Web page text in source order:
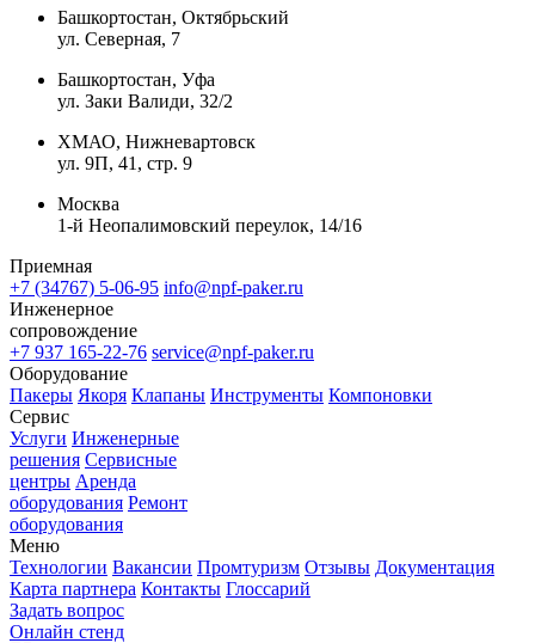
Башкортостан, Октябрьский
ул. Северная, 7
Башкортостан, Уфа
ул. Заки Валиди, 32/2
ХМАО, Нижневартовск
ул. 9П, 41, стр. 9
Москва
1-й Неопалимовский переулок, 14/16
Приемная
+7 (34767) 5-06-95 info@npf-paker.ru
Инженерное
сопровождение
+7 937 165-22-76 service@npf-paker.ru
Оборудование
Пакеры Якоря Клапаны Инструменты Компоновки
Сервис
Услуги Инженерные
решения Сервисные
центры Аренда
оборудования Ремонт
оборудования
Меню
Технологии Вакансии Промтуризм Отзывы Документация
Карта партнера Контакты Глоссарий
Задать вопрос
Онлайн стенд